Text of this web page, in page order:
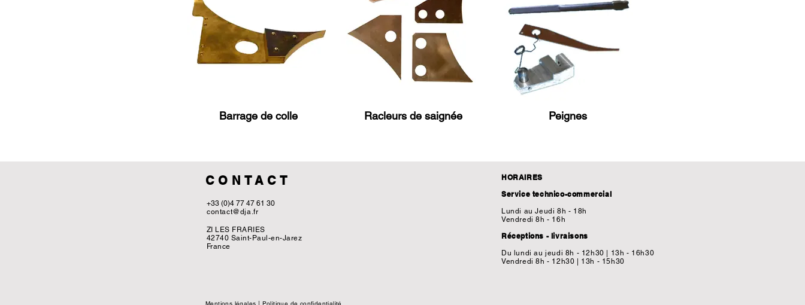
Barrage de colle Racleurs de saignée Peignes
CONTACT
+33 (0)4 77 47 61 30
contact@dja.fr
ZI LES FRARIES
42740 Saint-Paul-en-Jarez
France
HORAIRES
Service technico-commercial
Lundi au Jeudi 8h - 18h
Vendredi 8h - 16h
Réceptions - livraisons
Du lundi au jeudi 8h - 12h30 | 13h - 16h30
Vendredi 8h - 12h30 | 13h - 15h30